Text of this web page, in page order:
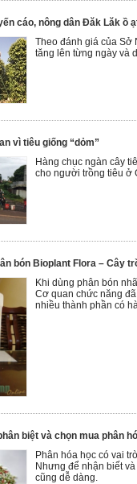
cáo, nông dân Đăk Lăk ồ
Theo đánh giá của Sở
tăng lên từng ngày và
vì tiêu giống “dỏm”
Hàng chục ngàn cây
cho người trồng tiêu ở
bón Bioplant Flora – Cây
Khi dùng phân bón
Cơ quan chức năng
nhiều thành phần có
biệt và chọn mua phân
Phân hóa học có vai
Nhưng để nhận biết
cũng dễ dàng.